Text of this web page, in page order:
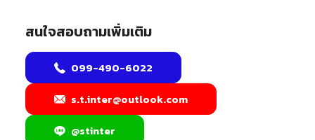
สนใจสอบถามเพิ่มเติม
099-490-6022
s.t.inter@outlook.com
@stinter